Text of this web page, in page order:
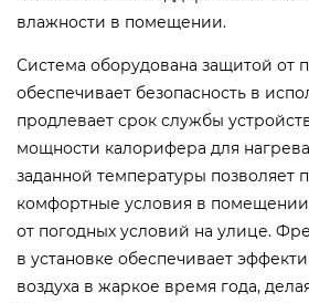
влажности в помещении.
Система оборудована защитой от
обеспечивает безопасность в
продлевает срок службы
мощности калорифера для
заданной температуры позволяет
комфортные условия в
от погодных условий на улице.
в установке обеспечивает
воздуха в жаркое время года,